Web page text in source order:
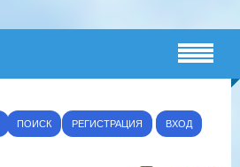
ПОИСК РЕГИСТРАЦИЯ ВХОД